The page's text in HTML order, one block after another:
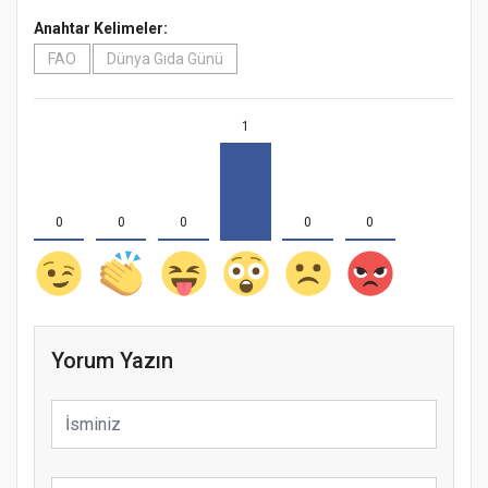
Anahtar Kelimeler:
FAO
Dünya Gıda Günü
0 0 0
1
0 0
Yorum Yazın